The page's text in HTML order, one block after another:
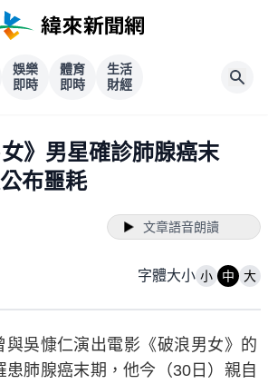
娛樂
即時
體育
即時
生活
財經
》男星確診肺腺癌末
布噩耗
文章語音朗讀
字體大小 小 中 大
與吳慷仁演出電影《破浪男女》的
患肺腺癌末期，他今（30日）親自